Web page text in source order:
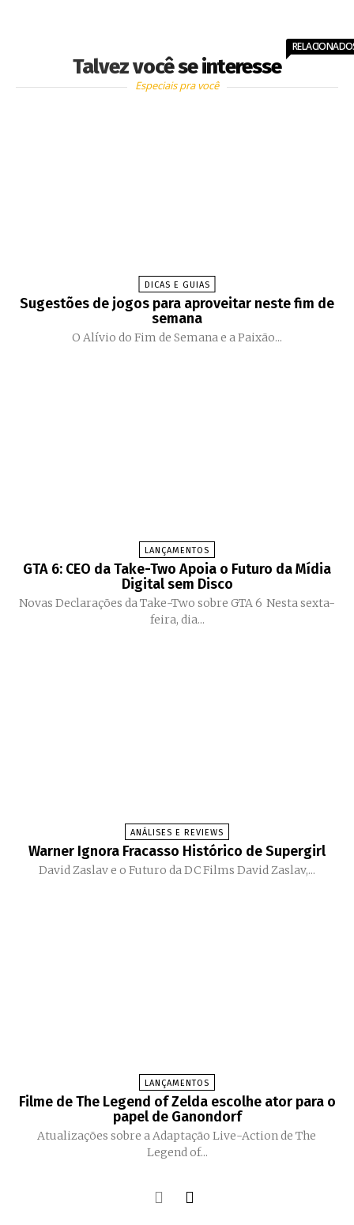
Talvez você se interesse
Especiais pra você
DICAS E GUIAS
Sugestões de jogos para aproveitar neste fim de
semana
O Alívio do Fim de Semana e a Paixão...
LANÇAMENTOS
GTA 6: CEO da Take-Two Apoia o Futuro da Mídia
Digital sem Disco
Novas Declarações da Take-Two sobre GTA 6 Nesta sexta-
feira, dia...
ANÁLISES E REVIEWS
Warner Ignora Fracasso Histórico de Supergirl
David Zaslav e o Futuro da DC Films David Zaslav,...
LANÇAMENTOS
Filme de The Legend of Zelda escolhe ator para o
papel de Ganondorf
Atualizações sobre a Adaptação Live-Action de The
Legend of...